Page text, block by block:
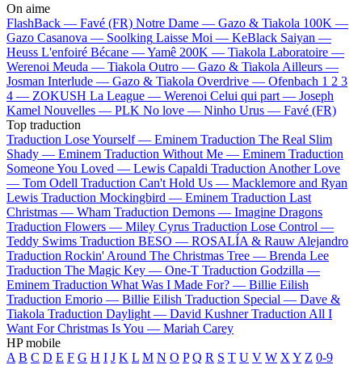
On aime
FlashBack — Favé (FR) Notre Dame — Gazo & Tiakola 100K —
Gazo Casanova — Soolking Laisse Moi — KeBlack Saiyan —
Heuss L'enfoiré Bécane —Yamê 200K — Tiakola Laboratoire —
Werenoi Meuda — Tiakola Outro — Gazo & Tiakola Ailleurs —
Josman Interlude — Gazo & Tiakola Overdrive — Ofenbach 1 2 3
4 — ZOKUSH La League — Werenoi Celui qui part — Joseph
Kamel Nouvelles — PLK No love — Ninho Urus — Favé (FR)
Top traduction
Traduction Lose Yourself — Eminem Traduction The Real Slim
Shady — Eminem Traduction Without Me — Eminem Traduction
Someone You Loved — Lewis Capaldi Traduction Another Love
— Tom Odell Traduction Can't Hold Us — Macklemore and Ryan
Lewis Traduction Mockingbird — Eminem Traduction Last
Christmas — Wham Traduction Demons — Imagine Dragons
Traduction Flowers — Miley Cyrus Traduction Lose Control —
Teddy Swims Traduction BESO — ROSALÍA & Rauw Alejandro
Traduction Rockin' Around The Christmas Tree — Brenda Lee
Traduction The Magic Key — One-T Traduction Godzilla —
Eminem Traduction What Was I Made For? — Billie Eilish
Traduction Emorio — Billie Eilish Traduction Special — Dave &
Tiakola Traduction Daylight — David Kushner Traduction All I
Want For Christmas Is You — Mariah Carey
HP mobile
A B C D E F G H I J K L M N O P Q R S T U V W X Y Z 0-9